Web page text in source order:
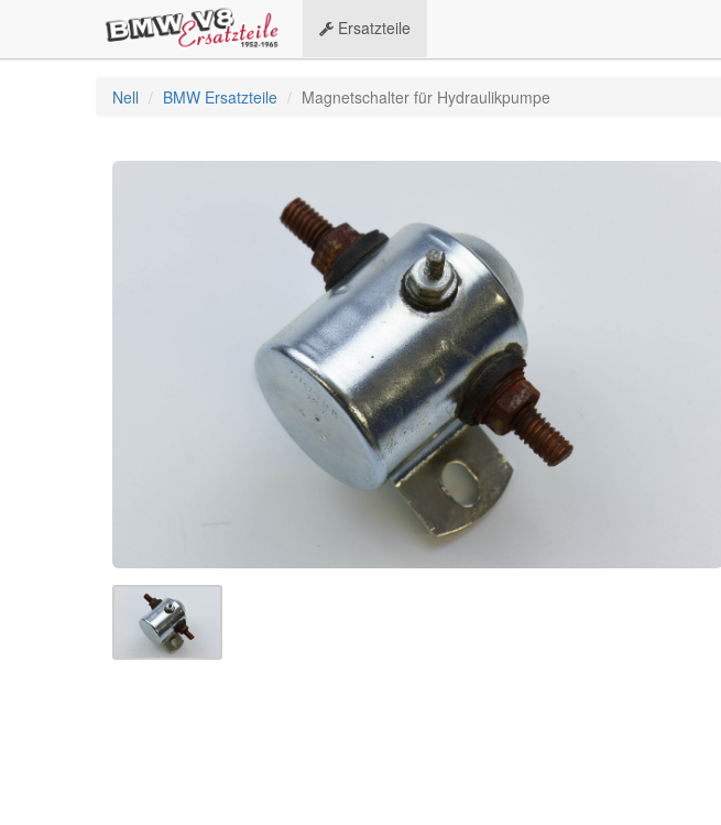
Ersatzteile
Nell BMW Ersatzteile Magnetschalter für Hydraulikpumpe